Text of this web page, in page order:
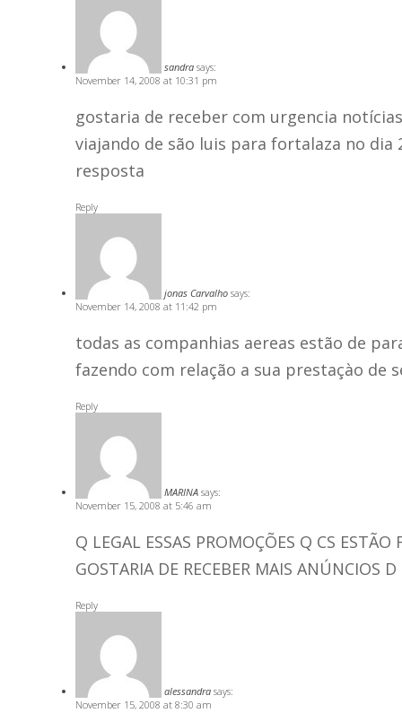
sandra says:
November 14, 2008 at 10:31 pm
gostaria de receber com urgencia
viajando de são luis para fortalaza no
resposta
Reply
jonas Carvalho says:
November 14, 2008 at 11:42 pm
todas as companhias aereas estão de
fazendo com relação a sua prestaçào de
Reply
MARINA says:
November 15, 2008 at 5:46 am
Q LEGAL ESSAS PROMOÇÕES Q CS ESTÃO
GOSTARIA DE RECEBER MAIS ANÚNCIOS
Reply
alessandra says:
November 15, 2008 at 8:30 am